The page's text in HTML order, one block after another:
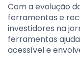
Com a evolução
ferramentas e
investidores na
ferramentas
acessível e